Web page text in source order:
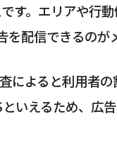
す。エリアや行
配信できるのが
によると利用者
いえるため、広